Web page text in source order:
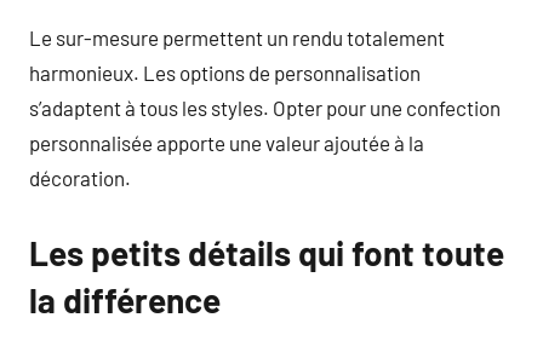
Le sur-mesure permettent un rendu totalement
harmonieux. Les options de personnalisation
s’adaptent à tous les styles. Opter pour une confection
personnalisée apporte une valeur ajoutée à la
décoration.
Les petits détails qui font toute
la différence